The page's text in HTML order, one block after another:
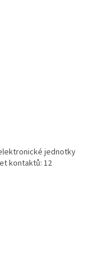
jednotky
kontaktů: 12